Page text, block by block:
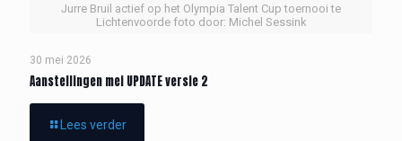
Jurre Bruil actief op het Olympia Talent Cup toernooi te
Lichtenvoorde foto door: Michel Sessink
30 mei 2026
Aanstellingen mei UPDATE versie 2
Lees verder